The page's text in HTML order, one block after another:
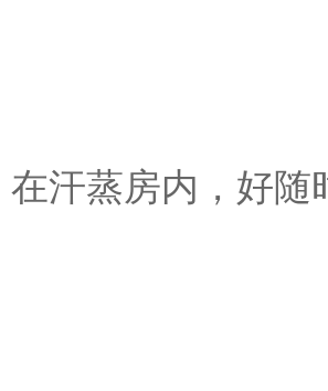
在汗蒸房内，好